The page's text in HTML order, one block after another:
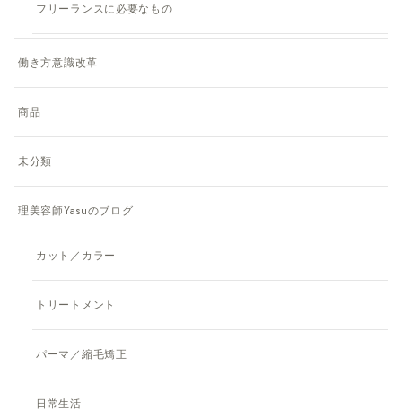
フリーランスに必要なもの
働き方意識改革
商品
未分類
理美容師Yasuのブログ
カット／カラー
トリートメント
パーマ／縮毛矯正
日常生活